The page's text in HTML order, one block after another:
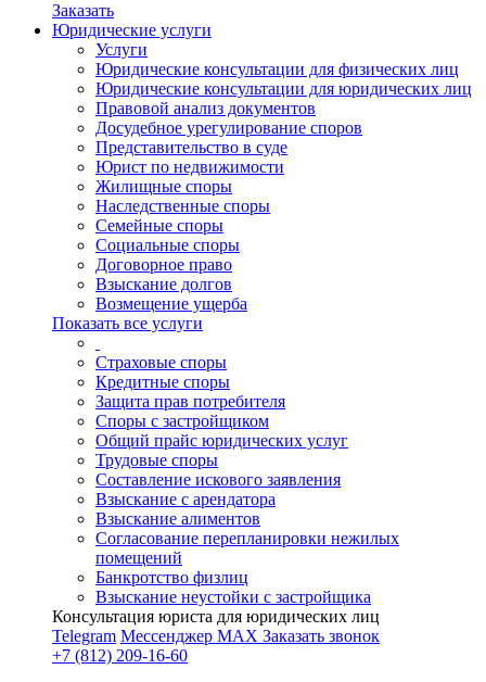
Заказать
Юридические услуги
Услуги
Юридические консультации для физических лиц
Юридические консультации для юридических лиц
Правовой анализ документов
Досудебное урегулирование споров
Представительство в суде
Юрист по недвижимости
Жилищные споры
Наследственные споры
Семейные споры
Социальные споры
Договорное право
Взыскание долгов
Возмещение ущерба
Показать все услуги
Страховые споры
Кредитные споры
Защита прав потребителя
Споры с застройщиком
Общий прайс юридических услуг
Трудовые споры
Составление искового заявления
Взыскание с арендатора
Взыскание алиментов
Cогласование перепланировки нежилых
помещений
Банкротство физлиц
Взыскание неустойки с застройщика
Консультация юриста для юридических лиц
Telegram Мессенджер MAX Заказать звонок
+7 (812) 209-16-60